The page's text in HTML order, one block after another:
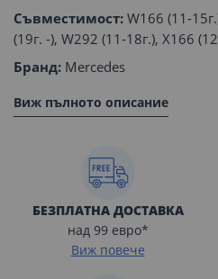
Съвместимост: W166 (11-
(19г. -), W292 (11-18г.), X166
Бранд: Mercedes
Виж пълното описание
БЕЗПЛАТНА ДОСТАВКА
над 99 евро*
Виж повече